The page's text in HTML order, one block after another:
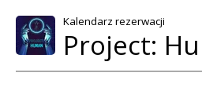
Kalendarz rezerwacji
Project: